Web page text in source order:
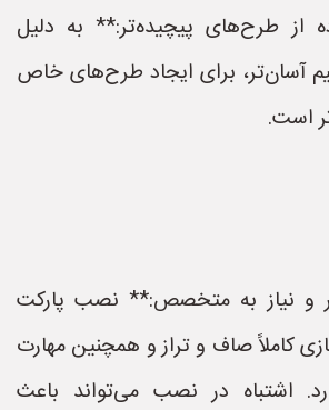
از طرح‌های پیچیده‌تر:** به دلیل
آسان‌تر، برای ایجاد طرح‌های خاص
است.
و نیاز به متخصص:** نصب پارکت
کاملاً صاف و تراز و همچنین مهارت
اشتباه در نصب می‌تواند باعث